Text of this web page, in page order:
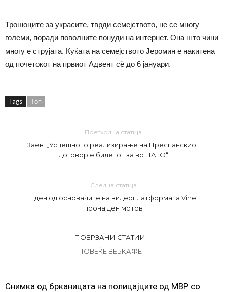
Трошоците за украсите, тврди семејството, не се многу
големи, поради поволните понуди на интернет. Она што чини
многу е струјата. Куќата на семејството Јеромин е накитена
од почетокот на првиот Адвент сѐ до 6 јануари.
Tags Топ
Претходна статија
Заев: „Успешното реализирање на Преспанскиот
договор е билетот за во НАТО“
Следна статија
Еден од основачите на видеоплатформата Vine
пронајден мртов
ПОВРЗАНИ СТАТИИ
ПОВЕЌЕ ВЕБКАФЕ
Снимка од брканицата на полицајците од МВР со